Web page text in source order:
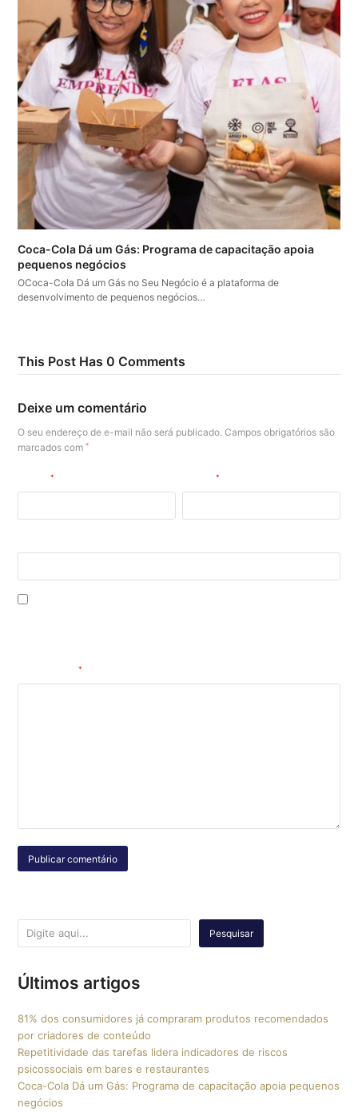
Coca-Cola Dá um Gás: Programa de capacitação apoia
pequenos negócios
OCoca-Cola Dá um Gás no Seu Negócio é a plataforma de
desenvolvimento de pequenos negócios…
This Post Has 0 Comments
Deixe um comentário
O seu endereço de e-mail não será publicado. Campos obrigatórios são
marcados com*
Nome* E-mail*
Comentário*
Pesquisar
Últimos artigos
81% dos consumidores já compraram produtos recomendados
por criadores de conteúdo
Repetitividade das tarefas lidera indicadores de riscos
psicossociais em bares e restaurantes
Coca-Cola Dá um Gás: Programa de capacitação apoia pequenos
negócios